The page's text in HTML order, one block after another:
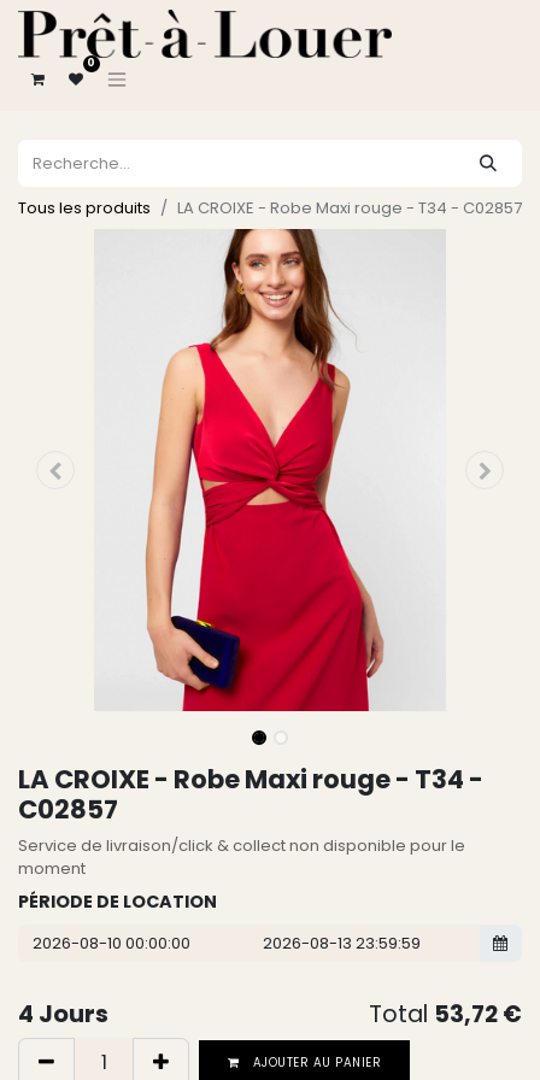
0
Tous les produits LA CROIXE - Robe Maxi rouge - T34 - C02857
LA CROIXE - Robe Maxi rouge - T34 -
C02857
Service de livraison/click & collect non disponible pour le
moment
PÉRIODE DE LOCATION
4 Jours Total 53,72€
AJOUTER AU PANIER